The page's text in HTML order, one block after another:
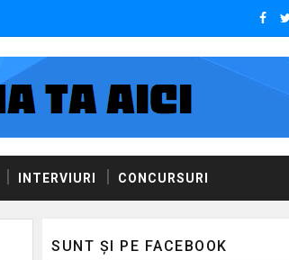
INTERVIURI CONCURSURI
SUNT ȘI PE FACEBOOK